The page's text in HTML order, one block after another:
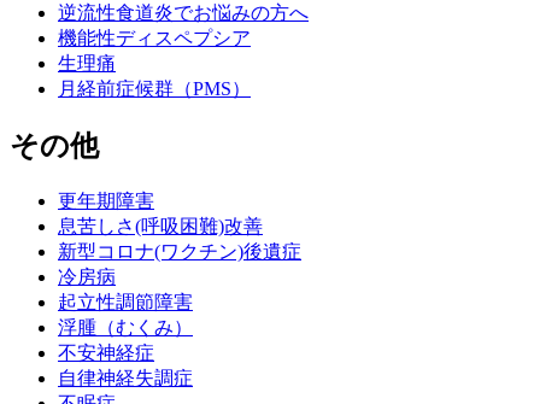
逆流性食道炎でお悩みの方へ
機能性ディスペプシア
生理痛
月経前症候群（PMS）
その他
更年期障害
息苦しさ(呼吸困難)改善
新型コロナ(ワクチン)後遺症
冷房病
起立性調節障害
浮腫（むくみ）
不安神経症
自律神経失調症